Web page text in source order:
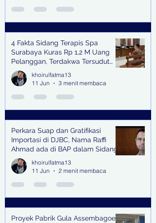
4 Fakta Sidang Terapis Spa
Surabaya Kuras Rp 1,2 M Uang
Pelanggan, Terdakwa Tersudut
oleh Keterangan Saksi Kunci
khoirulfatma13
11 Jun
3 menit membaca
Perkara Suap dan Gratifikasi
Importasi di DJBC, Nama Raffi
Ahmad ada di BAP dalam Sidang
khoirulfatma13
11 Jun
2 menit membaca
Proyek Pabrik Gula Assembagoes